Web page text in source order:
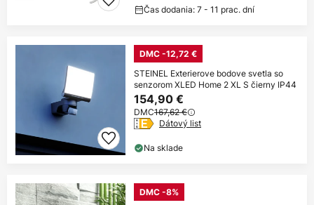
Čas dodania: 7 - 11 prac. dní
DMC -12,72 €
STEINEL Exterierove bodove svetla so
senzorom XLED Home 2 XL S čierny IP44
154,90 €
DMC167,62 €
Dátový list
Na sklade
DMC -8%